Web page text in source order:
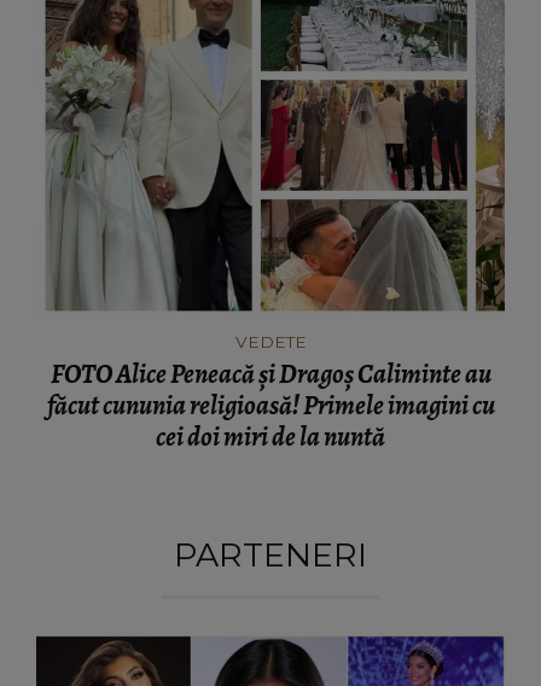
VEDETE
FOTO Alice Peneacă și Dragoș Caliminte au
făcut cununia religioasă! Primele imagini cu
cei doi miri de la nuntă
PARTENERI